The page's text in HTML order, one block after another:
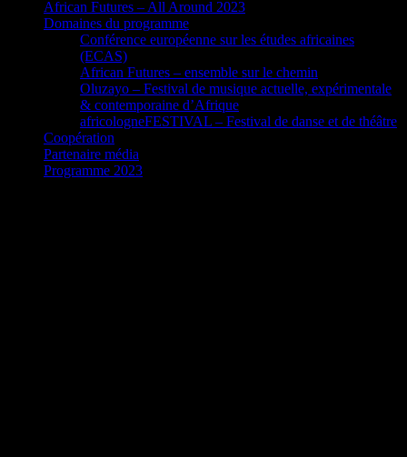
African Futures – All Around 2023
Domaines du programme
Conférence européenne sur les études africaines
(ECAS)
African Futures – ensemble sur le chemin
Oluzayo – Festival de musique actuelle, expérimentale
& contemporaine d’Afrique
africologneFESTIVAL – Festival de danse et de théâtre
Coopération
Partenaire média
Programme 2023